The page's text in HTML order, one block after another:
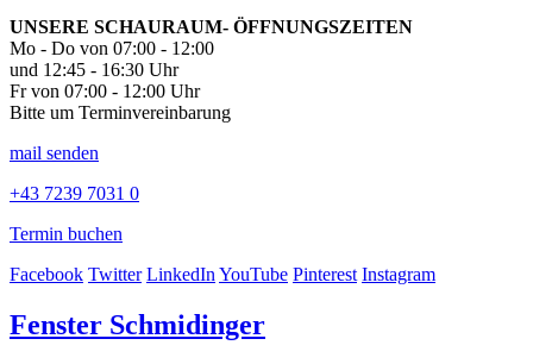
UNSERE SCHAURAUM- ÖFFNUNGSZEITEN
Mo - Do von 07:00 - 12:00
und 12:45 - 16:30 Uhr
Fr von 07:00 - 12:00 Uhr
Bitte um Terminvereinbarung
mail senden
+43 7239 7031 0
Termin buchen
Facebook Twitter LinkedInYouTube Pinterest Instagram
Fenster Schmidinger